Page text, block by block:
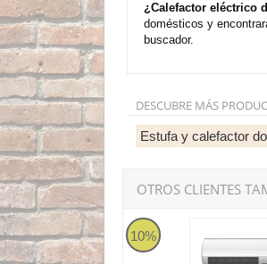
¿Calefactor eléctrico
domésticos y
buscador.
DESCUBRE MÁS
Estufa y calefactor
OTROS CLIENTES
10%
Calefactor eléctrico de